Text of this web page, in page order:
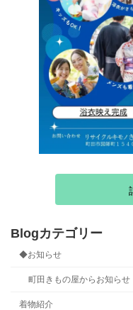
Blogカテゴリー
◆お知らせ
町田きもの屋からお知らせ
着物紹介